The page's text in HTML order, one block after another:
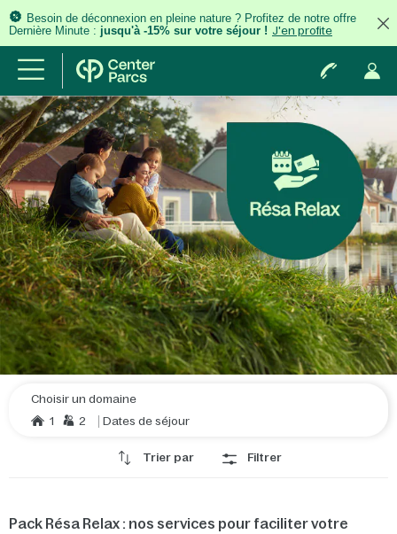
Besoin de déconnexion en pleine nature ? Profitez de notre offre
Dernière Minute : jusqu'à -15% sur votre séjour ! J'en profite
Choisir un domaine
1
2 Dates de séjour
Trier par Filtrer
Pack Résa Relax : nos services pour faciliter votre